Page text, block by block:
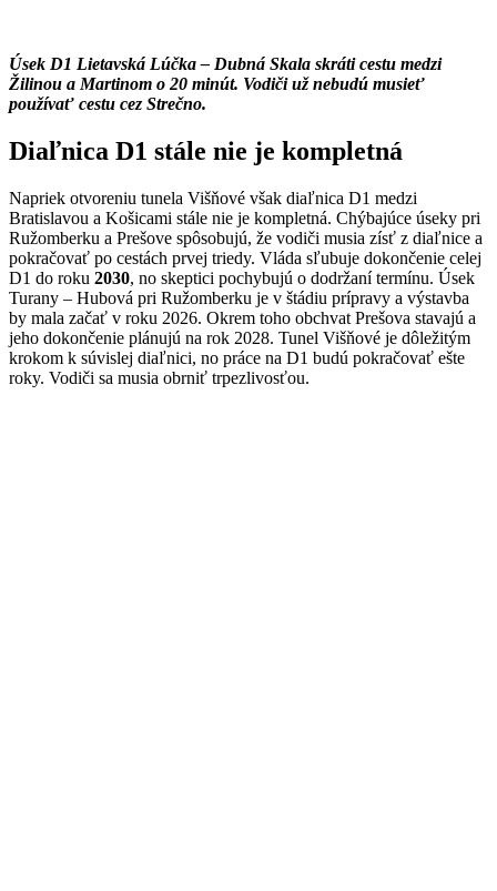
Úsek D1 Lietavská Lúčka – Dubná Skala skráti cestu medzi
Žilinou a Martinom o 20 minút. Vodiči už nebudú musieť
používať cestu cez Strečno.
Diaľnica D1 stále nie je kompletná
Napriek otvoreniu tunela Višňové však diaľnica D1 medzi
Bratislavou a Košicami stále nie je kompletná. Chýbajúce úseky pri
Ružomberku a Prešove spôsobujú, že vodiči musia zísť z diaľnice a
pokračovať po cestách prvej triedy. Vláda sľubuje dokončenie celej
D1 do roku 2030, no skeptici pochybujú o dodržaní termínu. Úsek
Turany – Hubová pri Ružomberku je v štádiu prípravy a výstavba
by mala začať v roku 2026. Okrem toho obchvat Prešova stavajú a
jeho dokončenie plánujú na rok 2028. Tunel Višňové je dôležitým
krokom k súvislej diaľnici, no práce na D1 budú pokračovať ešte
roky. Vodiči sa musia obrniť trpezlivosťou.